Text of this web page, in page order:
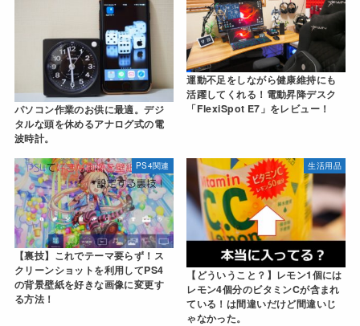
パソコン作業のお供に最適。デジ
タルな頭を休めるアナログ式の電
波時計。
運動不足をしながら健康維持にも
活躍してくれる！電動昇降デスク
「FlexiSpot E7」をレビュー！
PS4関連
【裏技】これでテーマ要らず！ス
クリーンショットを利用してPS4
の背景壁紙を好きな画像に変更す
る方法！
生活用品
【どういうこと？】レモン1個には
レモン4個分のビタミンCが含まれ
ている！は間違いだけど間違いじ
ゃなかった。